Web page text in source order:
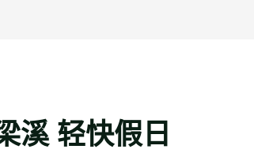
溪 轻快假日